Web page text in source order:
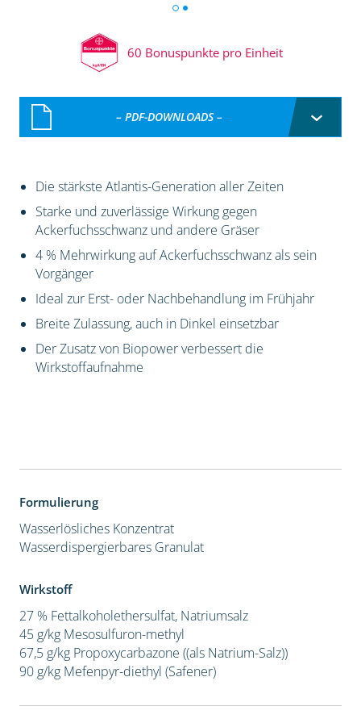
60 Bonuspunkte pro Einheit
– PDF-DOWNLOADS –
Die stärkste Atlantis-Generation aller Zeiten
Starke und zuverlässige Wirkung gegen
Ackerfuchsschwanz und andere Gräser
4 % Mehrwirkung auf Ackerfuchsschwanz als sein
Vorgänger
Ideal zur Erst- oder Nachbehandlung im Frühjahr
Breite Zulassung, auch in Dinkel einsetzbar
Der Zusatz von Biopower verbessert die
Wirkstoffaufnahme
Formulierung
Wasserlösliches Konzentrat
Wasserdispergierbares Granulat
Wirkstoff
27 % Fettalkoholethersulfat, Natriumsalz
45 g/kg Mesosulfuron-methyl
67,5 g/kg Propoxycarbazone ((als Natrium-Salz))
90 g/kg Mefenpyr-diethyl (Safener)